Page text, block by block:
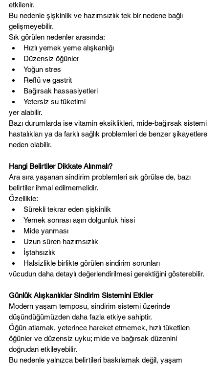
etkilenir.
Bu nedenle şişkinlik ve hazımsızlık tek bir nedene bağlı
gelişmeyebilir.
Sık görülen nedenler arasında:
Hızlı yemek yeme alışkanlığı
Düzensiz öğünler
Yoğun stres
Reflü ve gastrit
Bağırsak hassasiyetleri
Yetersiz su tüketimi
yer alabilir.
Bazı durumlarda ise vitamin eksiklikleri, mide-bağırsak sistemi
hastalıkları ya da farklı sağlık problemleri de benzer şikayetlere
neden olabilir.
Hangi Belirtiler Dikkate Alınmalı?
Ara sıra yaşanan sindirim problemleri sık görülse de, bazı
belirtiler ihmal edilmemelidir.
Özellikle:
Sürekli tekrar eden şişkinlik
Yemek sonrası aşırı dolgunluk hissi
Mide yanması
Uzun süren hazımsızlık
İştahsızlık
Halsizlikle birlikte görülen sindirim sorunları
vücudun daha detaylı değerlendirilmesi gerektiğini gösterebilir.
Günlük Alışkanlıklar Sindirim Sistemini Etkiler
Modern yaşam temposu, sindirim sistemi üzerinde
düşündüğümüzden daha fazla etkiye sahiptir.
Öğün atlamak, yeterince hareket etmemek, hızlı tüketilen
öğünler ve düzensiz uyku; mide ve bağırsak düzenini
doğrudan etkileyebilir.
Bu nedenle yalnızca belirtileri baskılamak değil, yaşam